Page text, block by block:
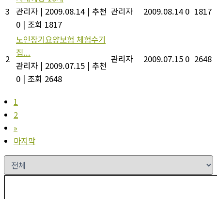
3 관리자 | 2009.08.14 | 추천
0 | 조회 1817
관리자 2009.08.14 0 1817
2
노인장기요양보험 체험수기
집...
관리자 | 2009.07.15 | 추천
0 | 조회 2648
관리자 2009.07.15 0 2648
1
2
»
마지막